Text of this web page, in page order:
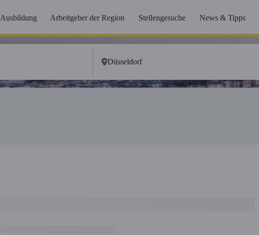
Ausbildung Arbeitgeber der Region Stellengesuche News & Tipps